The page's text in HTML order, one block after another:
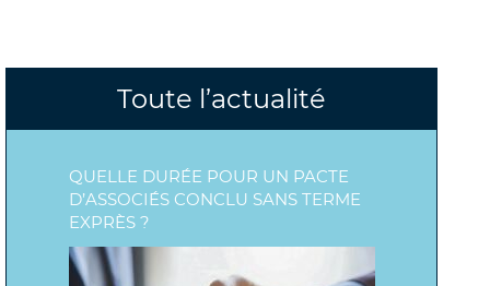
Toute l’actualité
QUELLE DURÉE POUR UN PACTE
D’ASSOCIÉS CONCLU SANS TERME
EXPRÈS ?